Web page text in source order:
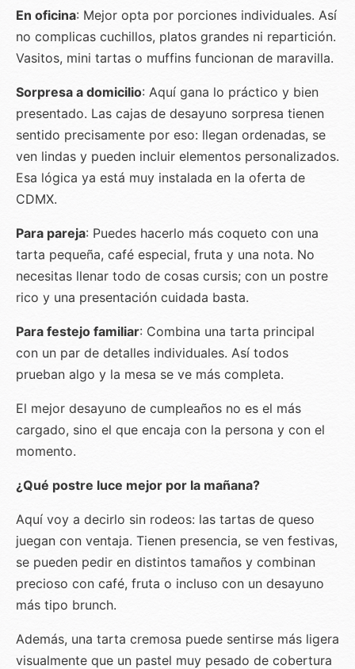
En oficina: Mejor opta por porciones individuales. Así
no complicas cuchillos, platos grandes ni repartición.
Vasitos, mini tartas o muffins funcionan de maravilla.
Sorpresa a domicilio: Aquí gana lo práctico y bien
presentado. Las cajas de desayuno sorpresa tienen
sentido precisamente por eso: llegan ordenadas, se
ven lindas y pueden incluir elementos personalizados.
Esa lógica ya está muy instalada en la oferta de
CDMX.
Para pareja: Puedes hacerlo más coqueto con una
tarta pequeña, café especial, fruta y una nota. No
necesitas llenar todo de cosas cursis; con un postre
rico y una presentación cuidada basta.
Para festejo familiar: Combina una tarta principal
con un par de detalles individuales. Así todos
prueban algo y la mesa se ve más completa.
El mejor desayuno de cumpleaños no es el más
cargado, sino el que encaja con la persona y con el
momento.
¿Qué postre luce mejor por la mañana?
Aquí voy a decirlo sin rodeos: las tartas de queso
juegan con ventaja. Tienen presencia, se ven festivas,
se pueden pedir en distintos tamaños y combinan
precioso con café, fruta o incluso con un desayuno
más tipo brunch.
Además, una tarta cremosa puede sentirse más ligera
visualmente que un pastel muy pesado de cobertura